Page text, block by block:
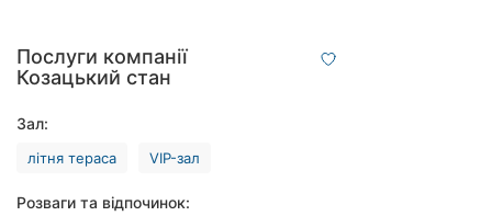
Хмельницький
Рівне
Послуги компанії
Козацький стан
Зал:
літня тераса VIP-зал
Розваги та відпочинок: